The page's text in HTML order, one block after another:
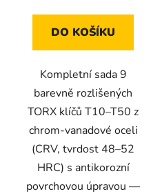
DO KOŠÍKU
Kompletní sada 9
barevně rozlišených
TORX klíčů T10–T50 z
chrom-vanadové oceli
(CRV, tvrdost 48–52
HRC) s antikorozní
povrchovou úpravou —